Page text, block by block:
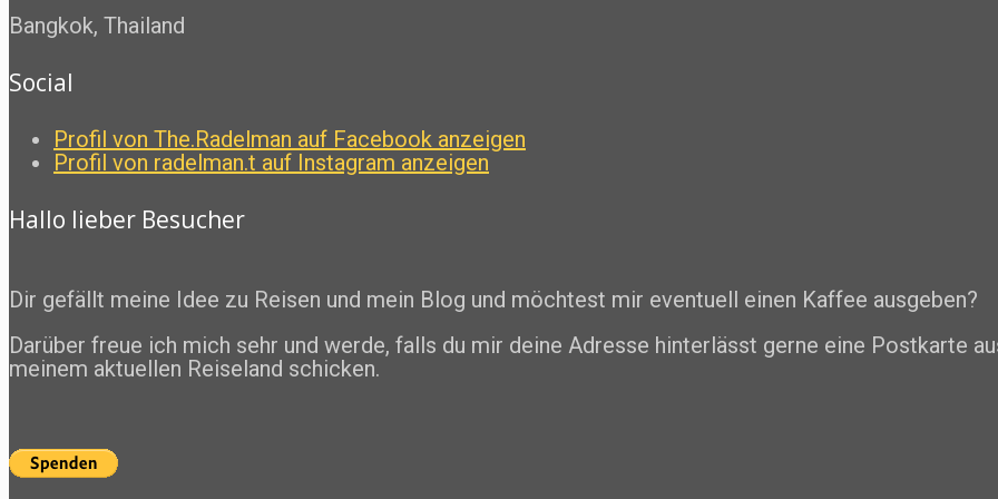
Bangkok, Thailand
Social
Profil von The.Radelman auf Facebook anzeigen
Profil von radelman.t auf Instagram anzeigen
Hallo lieber Besucher
Dir gefällt meine Idee zu Reisen und mein Blog und möchtest mir eventuell einen Kaffee ausgeben?
Darüber freue ich mich sehr und werde, falls du mir deine Adresse hinterlässt gerne eine Postkarte
meinem aktuellen Reiseland schicken.